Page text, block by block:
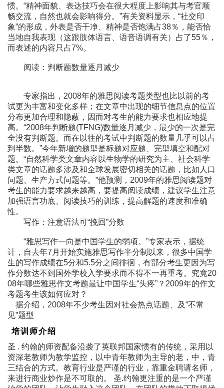
惯。“精神面貌、表达技巧会在很大程度上影响其与考官顺
畅交流，自然也就会影响得分。”有关资料显示，“社交印
象”的形成，外表是否干净、精神是否饱满占38％，能否恰
当地自我表现（这跟肢体语言、语音语调有关）占了55％，
而表述的内容只占7%。
阅读：判断题数量逐月减少
专家指出，2008年的雅思阅读考题类型也比以前的考
试更为丰富和变化多样；在文章中出现的细节信息点的位置
分布更加合理和隐蔽，因而对考生的能力要求也相应地提
高。“2008年判断题(TFNG)数量逐月减少，最少的一次是完
全没有判断题。而在以往的考试中判断题的数量几乎可以占
到半数。”今年新增的题型是标题对应题、完型填空和配对
题。“自然科学类文章内容以生物学的研究为主、社会科学
类文章的话题多涉及和全球发展密切相关的话题，比如人口
问题、生产方式问题等。”他预测，2009年的雅思阅读题对
考生的能力要求越来越高，要提高阅读成绩，建议学生注意
加强语言功底、阅读技巧的训练，提高解题的速度和准确
性。
写作：注意语法可“挽回”分数
“雅思写作一向是中国学生的弱项。”专家表示，据统
计，自去年7月开始实施雅思写作半分制以来，很多中国学
生的写作成绩在5分和5.5分之间徘徊，有部分考生更因为写
作分数达不到国外学校入学要求而不得不一再重考。究竟20
08年哪些雅思作文考题最让中国学生“头疼”？2009年的作文
考题考生该如何应对？
据介绍，2008年不少考生因对社会热点话题、及“不常
见”题型
培训师介绍
圣 . 约翰的师资配备沿袭了英联邦国家惯有的传统，采用以
资深老教师为教学监控，以中青年教师为主导的老，中，青
三结合的方式。教育行业是严谨的行业，靠重金聘请名师，
来进行商业炒作是不可取的。 圣.约翰更注重的是一个严谨